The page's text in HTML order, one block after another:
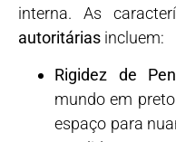
interna. As
autoritárias incluem:
Rigidez de
mundo em
espaço para